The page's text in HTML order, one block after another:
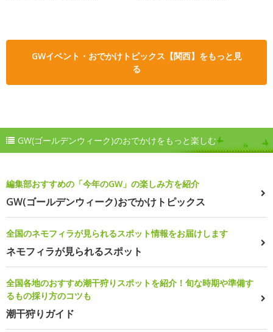
GWイベント・おでかけトピックス【関西】をもっと見
る
GW(ゴールデンウィーク)のおでかけをもっと楽しむ
編集部おすすめの「今年のGW」の楽しみ方を紹介
GW(ゴールデンウィーク)おでかけトピックス
全国のネモフィラが見られるスポット情報をお届けします
ネモフィラが見られるスポット
全国各地のおすすめ潮干狩りスポットを紹介！旬な時期や準備す
るもの採り方のコツも
潮干狩りガイド